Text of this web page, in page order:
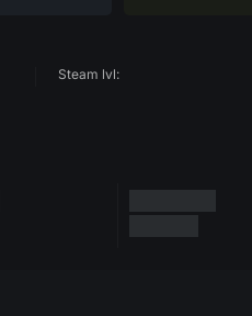
Steam lvl: